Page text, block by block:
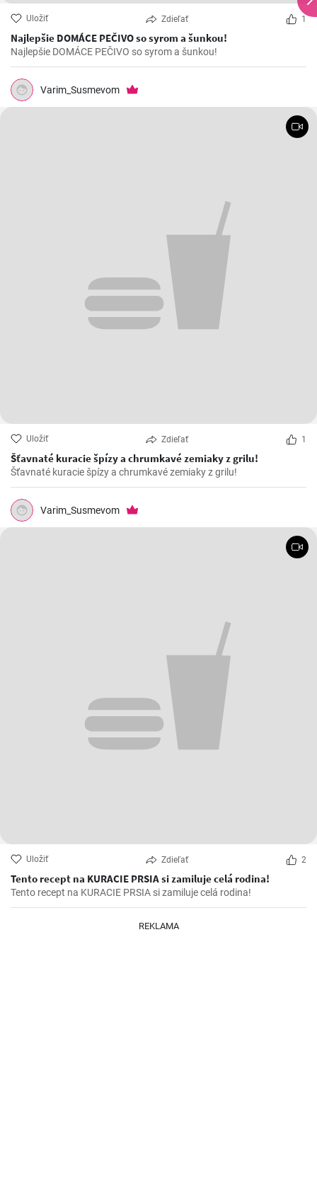
Uložiť Zdieľať 1
Najlepšie DOMÁCE PEČIVO so syrom a šunkou!
Najlepšie DOMÁCE PEČIVO so syrom a šunkou!
Varim_Susmevom
Uložiť Zdieľať 1
Šťavnaté kuracie špízy a chrumkavé zemiaky z grilu!
Šťavnaté kuracie špízy a chrumkavé zemiaky z grilu!
Varim_Susmevom
Uložiť Zdieľať 2
Tento recept na KURACIE PRSIA si zamiluje celá rodina!
Tento recept na KURACIE PRSIA si zamiluje celá rodina!
REKLAMA